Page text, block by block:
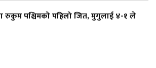
रुकुम पश्चिमको पहिलो जित, मुगुलाई ४-१ ले